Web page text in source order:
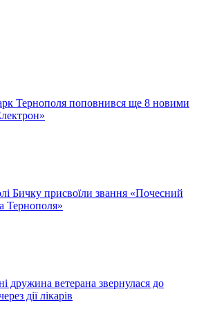
Тернополя поповнився ще 8 новими
Бичку присвоїли звання «Почесний
Тернополя»
дружина ветерана звернулася до
дії лікарів